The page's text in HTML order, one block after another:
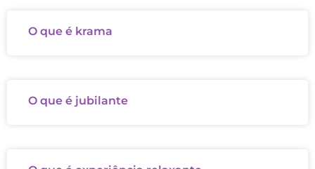
O que é krama
O que é jubilante